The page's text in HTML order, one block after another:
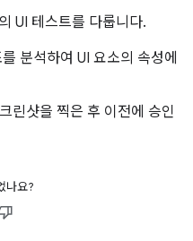
UI 테스트를 다룹니다.
분석하여 UI 요소의 속성에
린샷을 찍은 후 이전에 승인
나요?